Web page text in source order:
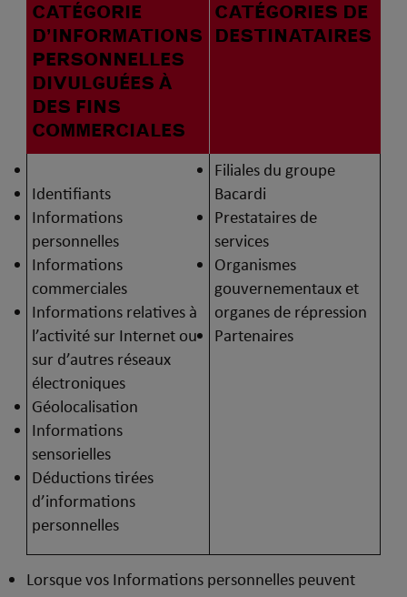
CATÉGORIE
D’INFORMATIONS
PERSONNELLES
DIVULGUÉES À
DES FINS
COMMERCIALES
CATÉGORIES DE
DESTINATAIRES
Identifiants
Informations
personnelles
Informations
commerciales
Informations relatives à
l’activité sur Internet ou
sur d’autres réseaux
électroniques
Géolocalisation
Informations
sensorielles
Déductions tirées
d’informations
personnelles
Filiales du groupe
Bacardi
Prestataires de
services
Organismes
gouvernementaux et
organes de répression
Partenaires
Lorsque vos Informations personnelles peuvent